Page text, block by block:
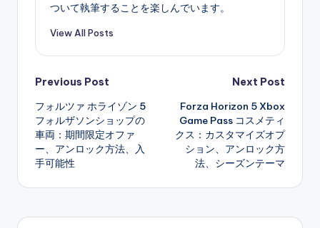
ついて執筆することを楽しんでいます。
View All Posts
Post
navigation
Previous Post
フォルツァ ホライゾン 5
フォルザソンショップの
車両：期間限定オファ
ー、アンロック方法、入
手可能性
Next Post
Forza Horizon 5 Xbox
Game Pass コスメティ
クス：カスタマイズオプ
ション、アンロック方
法、シーズンテーマ